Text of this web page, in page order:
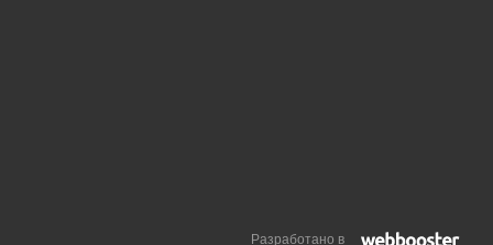
Разработано в